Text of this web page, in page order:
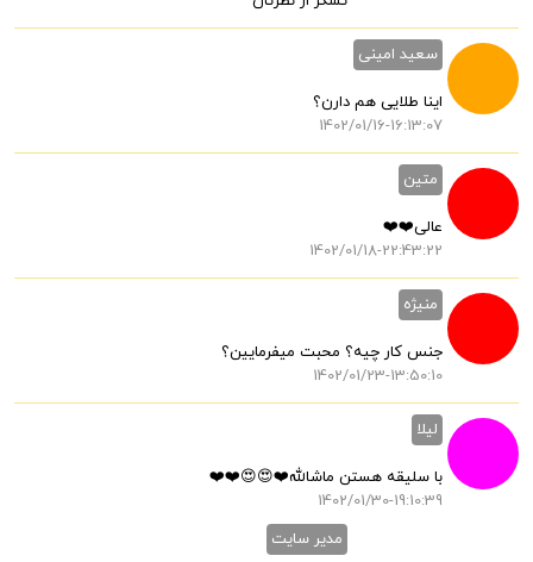
سعید امینی
اینا طلایی هم دارن؟
1402/01/16-16:13:07
متین
عالی❤️❤️
1402/01/18-22:43:22
منیژه
جنس کار چیه؟ محبت میفرمایین؟
1402/01/23-13:50:10
لیلا
با سلیقه هستن ماشالله❤️😍😍❤️❤️
1402/01/30-19:10:39
مدیر سایت